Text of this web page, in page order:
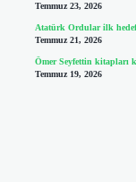
Temmuz 23, 2026
Atatürk Ordular ilk
Temmuz 21, 2026
Ömer Seyfettin kitapları
Temmuz 19, 2026